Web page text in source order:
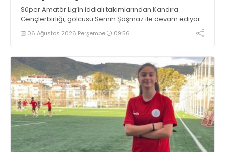
Süper Amatör Lig’in iddialı takımlarından Kandıra
Gençlerbirliği, golcüsü Semih Şaşmaz ile devam ediyor.
06 Ağustos 2026 Perşembe 09:56